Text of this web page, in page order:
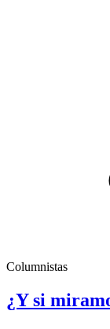
Columnistas
¿Y si